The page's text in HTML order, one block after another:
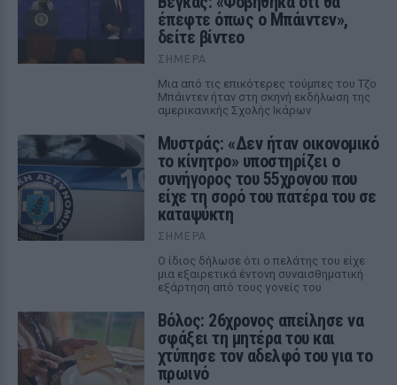
έπεφτε όπως ο Μπάιντεν»,
δείτε βίντεο
ΣΉΜΕΡΑ
Μια από τις επικότερες τούμπες του Τζο
Μπάιντεν ήταν στη σκηνή εκδήλωση της
αμερικανικής Σχολής Ικάρων
Μυστράς: «Δεν ήταν οικονομικό
το κίνητρο» υποστηρίζει ο
συνήγορος του 55χρονου που
είχε τη σορό του πατέρα του σε
καταψύκτη
ΣΉΜΕΡΑ
Ο ίδιος δήλωσε ότι ο πελάτης του είχε
μια εξαιρετικά έντονη συναισθηματική
εξάρτηση από τους γονείς του
Βόλος: 26χρονος απείλησε να
σφάξει τη μητέρα του και
χτύπησε τον αδελφό του για το
πρωινό